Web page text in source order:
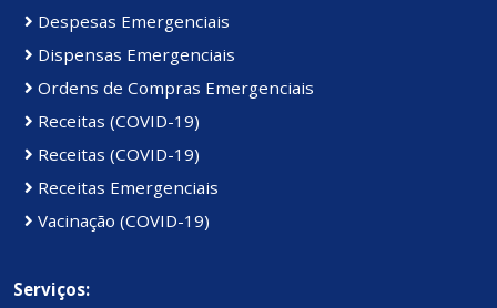
Despesas Emergenciais
Dispensas Emergenciais
Ordens de Compras Emergenciais
Receitas (COVID-19)
Receitas (COVID-19)
Receitas Emergenciais
Vacinação (COVID-19)
Serviços: